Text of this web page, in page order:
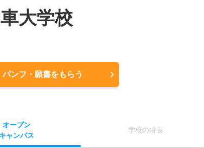
大学校
パンフ・願書をもらう
オープン
キャンパス
学校の特長